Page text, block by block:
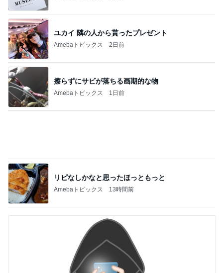
参加を迷わずお断りした裁判
Amebaトピックス
記事を読む
口コミで人気のサンダルと色の選び方
手帳を忘れ焦った薬屋さんでの買い物
長男のシャツから出たグレーの汁
Amebaトピックス 1日前
初めて3桁いった夏のボーナス
Amebaトピックス 9時間前